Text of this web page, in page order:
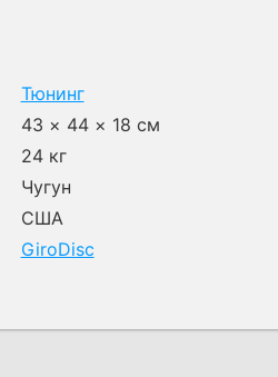
Тюнинг
43 × 44 × 18 см
24 кг
Чугун
США
GiroDisc